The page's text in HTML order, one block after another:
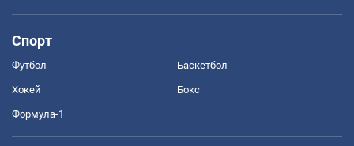
Спорт
Футбол Баскетбол
Хокей Бокс
Формула-1